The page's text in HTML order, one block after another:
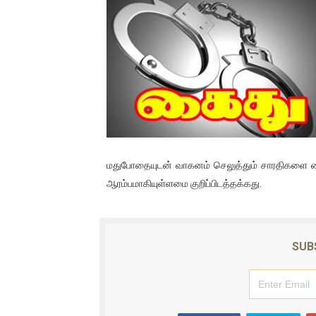
பிரபல நடிகை தூக்கிட்டு
வடிவேலுவுக்கு நீதிமன்றம்
தியாகதீபம் லெப்.கேணல்
ஐ.நா முன்றலில் சீரற்ற
ஜனாதிபதி ஐக்கிய
வலிமை தான் அஜித்
அல்வா கொடுக்கின்றது
2ஆம் நாள் உக்ரைன் யுத்தம்!!
மதுபோதையுடன் வாகனம் செலுத்தும்
ஆரம்பமாகியுள்ளமை குறிப்பிடத்தக்கது.